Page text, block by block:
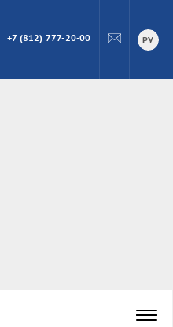
ПОИСК
+7 (812) 777-20-00 РУ